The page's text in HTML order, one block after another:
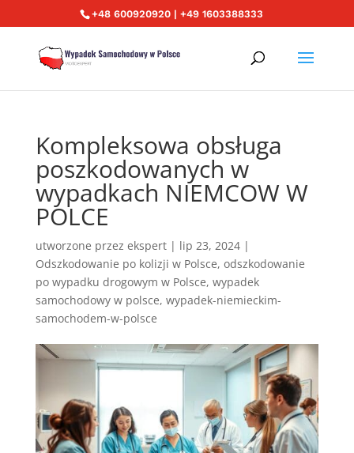
+48 600920920 | +49 1603388333
Kompleksowa obsługa
poszkodowanych w
wypadkach NIEMCOW W
POLCE
utworzone przez ekspert| lip 23, 2024|
Odszkodowanie po kolizji w Polsce, odszkodowanie
po wypadku drogowym w Polsce, wypadek
samochodowy w polsce, wypadek-niemieckim-
samochodem-w-polsce